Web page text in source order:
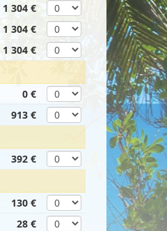
1 304 €
1 304 €
1 304 €
0 €
913 €
392 €
130 €
28 €